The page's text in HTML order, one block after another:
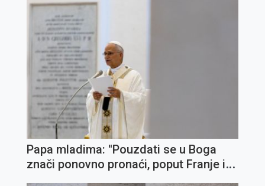
Papa mladima: ''Pouzdati se u Boga
znači ponovno pronaći, poput Franje i